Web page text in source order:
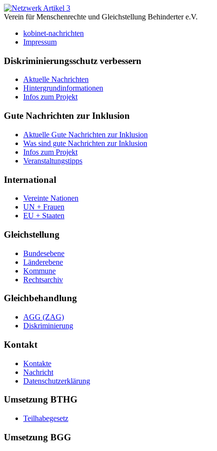
Verein für Menschenrechte und Gleichstellung Behinderter e.V.
kobinet-nachrichten
Impressum
Diskriminierungsschutz verbessern
Aktuelle Nachrichten
Hintergrundinformationen
Infos zum Projekt
Gute Nachrichten zur Inklusion
Aktuelle Gute Nachrichten zur Inklusion
Was sind gute Nachrichten zur Inklusion
Infos zum Projekt
Veranstaltungstipps
International
Vereinte Nationen
UN + Frauen
EU + Staaten
Gleichstellung
Bundesebene
Länderebene
Kommune
Rechtsarchiv
Gleichbehandlung
AGG (ZAG)
Diskriminierung
Kontakt
Kontakte
Nachricht
Datenschutzerklärung
Umsetzung BTHG
Teilhabegesetz
Umsetzung BGG